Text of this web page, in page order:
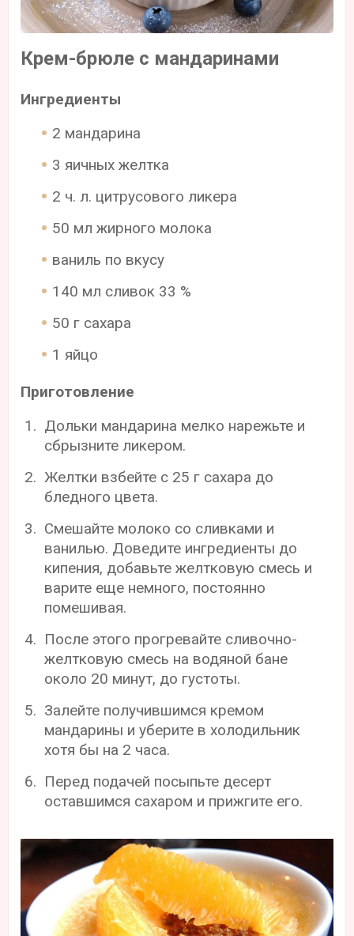
Крем-брюле с мандаринами
Ингредиенты
2 мандарина
3 яичных желтка
2 ч. л. цитрусового ликера
50 мл жирного молока
ваниль по вкусу
140 мл сливок 33 %
50 г сахара
1 яйцо
Приготовление
Дольки мандарина мелко нарежьте и
сбрызните ликером.
Желтки взбейте с 25 г сахара до
бледного цвета.
Смешайте молоко со сливками и
ванилью. Доведите ингредиенты до
кипения, добавьте желтковую смесь и
варите еще немного, постоянно
помешивая.
После этого прогревайте сливочно-
желтковую смесь на водяной бане
около 20 минут, до густоты.
Залейте получившимся кремом
мандарины и уберите в холодильник
хотя бы на 2 часа.
Перед подачей посыпьте десерт
оставшимся сахаром и прижгите его.